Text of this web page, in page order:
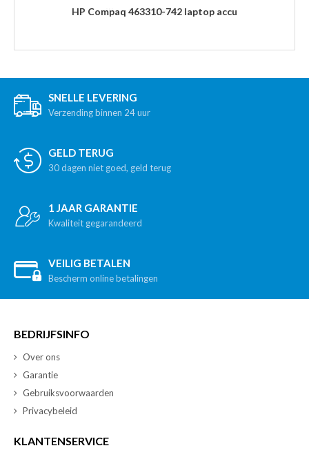
HP Compaq 463310-742 laptop accu
SNELLE LEVERING
Verzending binnen 24 uur
GELD TERUG
30 dagen niet goed, geld terug
1 JAAR GARANTIE
Kwaliteit gegarandeerd
VEILIG BETALEN
Bescherm online betalingen
BEDRIJFSINFO
Over ons
Garantie
Gebruiksvoorwaarden
Privacybeleid
KLANTENSERVICE